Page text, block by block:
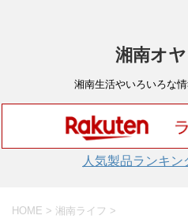
湘南オ
湘南生活やいろいろな
人気製品ランキン
HOME > 湘南ライフ >